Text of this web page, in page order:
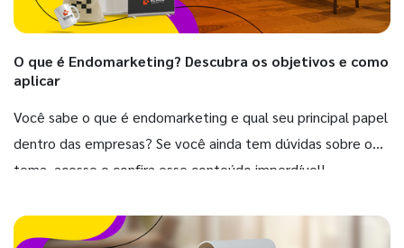
O que é Endomarketing? Descubra os objetivos e como
aplicar
Você sabe o que é endomarketing e qual seu principal papel
dentro das empresas? Se você ainda tem dúvidas sobre o
tema, acesse e confira esse conteúdo imperdível!